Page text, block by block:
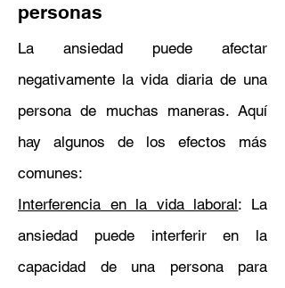
personas
La ansiedad puede afectar
negativamente la vida diaria de una
persona de muchas maneras. Aquí
hay algunos de los efectos más
comunes:
Interferencia en la vida laboral: La
ansiedad puede interferir en la
capacidad de una persona para